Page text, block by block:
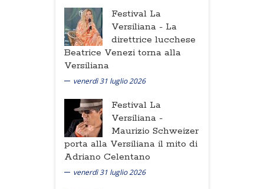
Festival La
Versiliana - La
direttrice lucchese
Beatrice Venezi torna alla
Versiliana
venerdì 31 luglio 2026
Festival La
Versiliana -
Maurizio Schweizer
porta alla Versiliana il mito di
Adriano Celentano
venerdì 31 luglio 2026